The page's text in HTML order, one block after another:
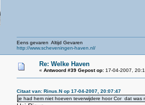
Eens gevaren Altijd Gevaren
http://www.scheveningen-haven.nl/
Re: Welke Haven
« Antwoord #39 Gepost op:17-04-2007,
Citaat van: Rinus.N op 17-04-2007, 20:07:47
je had hem niet hoeven teverwijdere hoor Cor dat was